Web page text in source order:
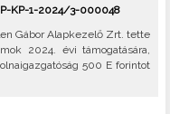
KP-1-2024/3-000048
Gábor Alapkezelő Zrt. tette
2024. évi támogatására,
500 E forintot